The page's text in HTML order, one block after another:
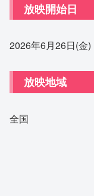
放映開始日
2026年6月26日(金)
放映地域
全国